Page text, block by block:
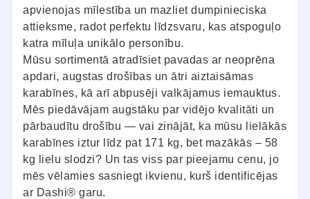
apvienojas mīlestība un mazliet dumpinieciska
attieksme, radot perfektu līdzsvaru, kas atspoguļo
katra mīluļa unikālo personību.
Mūsu sortimentā atradīsiet pavadas ar neoprēna
apdari, augstas drošības un ātri aiztaisāmas
karabīnes, kā arī abpusēji valkājamus iemauktus.
Mēs piedāvājam augstāku par vidējo kvalitāti un
pārbaudītu drošību — vai zinājāt, ka mūsu lielākās
karabīnes iztur līdz pat 171 kg, bet mazākās – 58
kg lielu slodzi? Un tas viss par pieejamu cenu, jo
mēs vēlamies sasniegt ikvienu, kurš identificējas
ar Dashi® garu.